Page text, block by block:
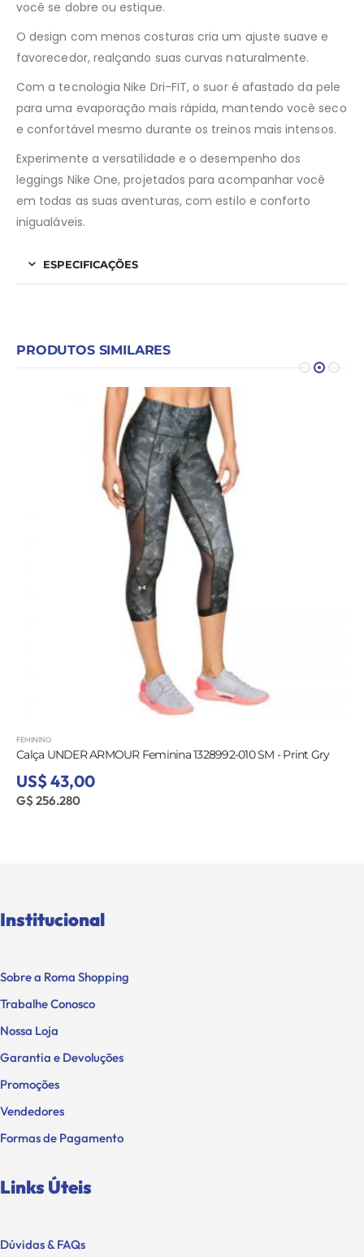
você se dobre ou estique.
O design com menos costuras cria um ajuste suave e
favorecedor, realçando suas curvas naturalmente.
Com a tecnologia Nike Dri-FIT, o suor é afastado da pele
para uma evaporação mais rápida, mantendo você seco
e confortável mesmo durante os treinos mais intensos.
Experimente a versatilidade e o desempenho dos
leggings Nike One, projetados para acompanhar você
em todas as suas aventuras, com estilo e conforto
inigualáveis.
ESPECIFICAÇÕES
PRODUTOS SIMILARES
FEMININO
Calça UNDER ARMOUR Feminina 1328992-010 SM - Print Gry
US$ 43,00
G$ 256.280
Institucional
Sobre a Roma Shopping
Trabalhe Conosco
Nossa Loja
Garantia e Devoluções
Promoções
Vendedores
Formas de Pagamento
Links Úteis
Dúvidas & FAQs